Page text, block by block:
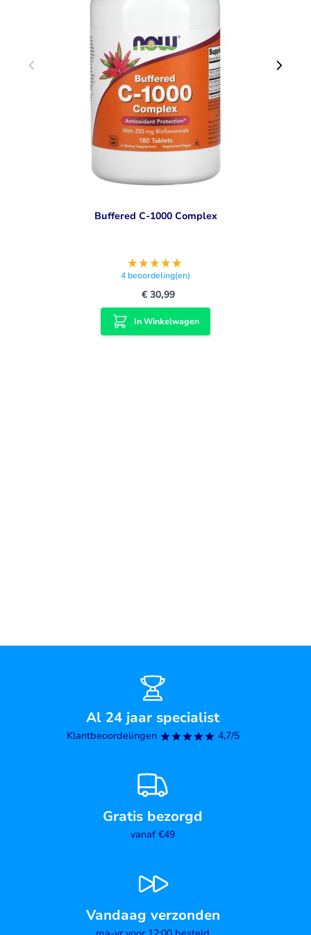
Buffered C-1000 Complex
4 beoordeling(en)
€ 30,99
In Winkelwagen
Al 24 jaar specialist
Klantbeoordelingen 4,7/5
Gratis bezorgd
vanaf €49
Vandaag verzonden